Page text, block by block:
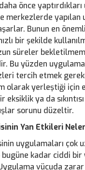
önce
merkezlerde yapılan
Bunun en
bir şekilde
süreler
Bu yüzden
tercih etmek
olarak yerleştiği için
ya da
sorunu düzeltir.
Yan Etkileri
uygulamaları çok
bugüne kadar ciddi bir
vücuda